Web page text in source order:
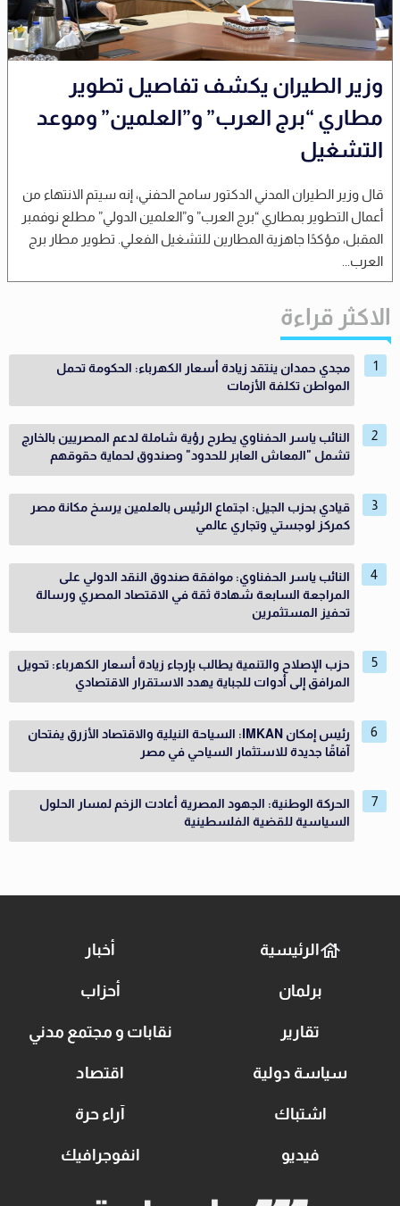
وزير الطيران يكشف تفاصيل تطوير
مطاري “برج العرب” و”العلمين” وموعد
التشغيل
قال وزير الطيران المدني الدكتور سامح الحفني، إنه سيتم الانتهاء من
أعمال التطوير بمطاري “برج العرب” و”العلمين الدولي” مطلع نوفمبر
المقبل، مؤكدًا جاهزية المطارين للتشغيل الفعلي. تطوير مطار برج
العرب...
الاكثر قراءة
مجدي حمدان ينتقد زيادة أسعار الكهرباء: الحكومة تحمل
المواطن تكلفة الأزمات
النائب ياسر الحفناوي يطرح رؤية شاملة لدعم المصريين بالخارج
تشمل "المعاش العابر للحدود" وصندوق لحماية حقوقهم
قيادي بحزب الجيل: اجتماع الرئيس بالعلمين يرسخ مكانة مصر
كمركز لوجستي وتجاري عالمي
النائب ياسر الحفناوي: موافقة صندوق النقد الدولي على
المراجعة السابعة شهادة ثقة في الاقتصاد المصري ورسالة
تحفيز المستثمرين
حزب الإصلاح والتنمية يطالب بإرجاء زيادة أسعار الكهرباء: تحويل
المرافق إلى أدوات للجباية يهدد الاستقرار الاقتصادي
رئيس إمكان IMKAN: السياحة النيلية والاقتصاد الأزرق يفتحان
آفاقًا جديدة للاستثمار السياحي في مصر
الحركة الوطنية: الجهود المصرية أعادت الزخم لمسار الحلول
السياسية للقضية الفلسطينية
الرئيسية أخبار
برلمان أحزاب
تقارير نقابات و مجتمع مدني
سياسة دولية اقتصاد
اشتباك آراء حرة
فيديو انفوجرافيك